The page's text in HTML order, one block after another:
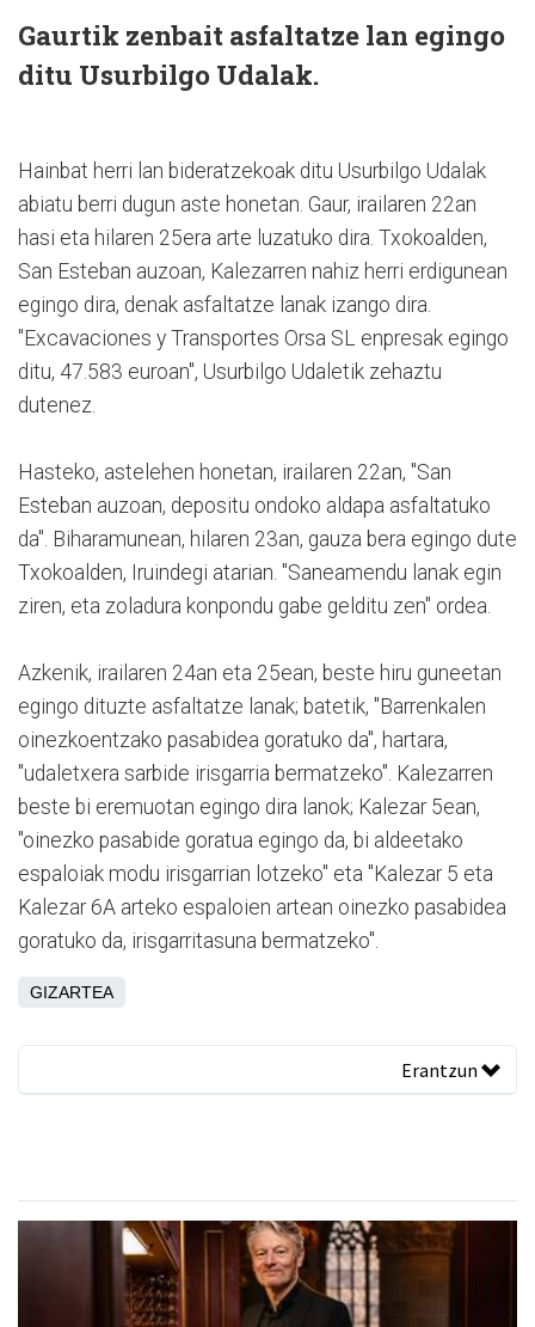
Gaurtik zenbait asfaltatze lan egingo
ditu Usurbilgo Udalak.
Hainbat herri lan bideratzekoak ditu Usurbilgo Udalak
abiatu berri dugun aste honetan. Gaur, irailaren 22an
hasi eta hilaren 25era arte luzatuko dira. Txokoalden,
San Esteban auzoan, Kalezarren nahiz herri erdigunean
egingo dira, denak asfaltatze lanak izango dira.
"Excavaciones y Transportes Orsa SL enpresak egingo
ditu, 47.583 euroan", Usurbilgo Udaletik zehaztu
dutenez.
Hasteko, astelehen honetan, irailaren 22an, "San
Esteban auzoan, depositu ondoko aldapa asfaltatuko
da". Biharamunean, hilaren 23an, gauza bera egingo dute
Txokoalden, Iruindegi atarian. "Saneamendu lanak egin
ziren, eta zoladura konpondu gabe gelditu zen" ordea.
Azkenik, irailaren 24an eta 25ean, beste hiru guneetan
egingo dituzte asfaltatze lanak; batetik, "Barrenkalen
oinezkoentzako pasabidea goratuko da", hartara,
"udaletxera sarbide irisgarria bermatzeko". Kalezarren
beste bi eremuotan egingo dira lanok; Kalezar 5ean,
"oinezko pasabide goratua egingo da, bi aldeetako
espaloiak modu irisgarrian lotzeko" eta "Kalezar 5 eta
Kalezar 6A arteko espaloien artean oinezko pasabidea
goratuko da, irisgarritasuna bermatzeko".
GIZARTEA
Erantzun